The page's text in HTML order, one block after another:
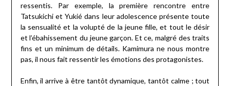
ressentis. Par exemple, la première rencontre entre
Tatsukichi et Yukié dans leur adolescence présente toute
la sensualité et la volupté de la jeune fille, et tout le désir
et l’ébahissement du jeune garçon. Et ce, malgré des traits
fins et un minimum de détails. Kamimura ne nous montre
pas, il nous fait ressentir les émotions des protagonistes.
Enfin, il arrive à être tantôt dynamique, tantôt calme ; tout